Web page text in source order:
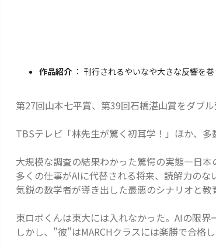
作品紹介 ： 刊行されるやいなや大きな反響を
第27回山本七平賞、第39回石橋湛山賞をダブル
TBSテレビ「林先生が驚く初耳学！」ほか、
大規模な調査の結果わかった驚愕の実態―日本
多くの仕事がAIに代替される将来、読解力のな
気鋭の数学者が導き出した最悪のシナリオと教
東ロボくんは東大には入れなかった。AIの限界
しかし、"彼"はMARCHクラスには楽勝で合格